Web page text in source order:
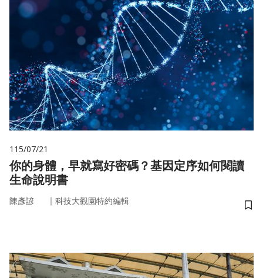
115/07/21
你的身體，早就寫好密碼？基因定序如何閱讀
生命說明書
陳彥諺 ｜ 科技大觀園特約編輯
儲